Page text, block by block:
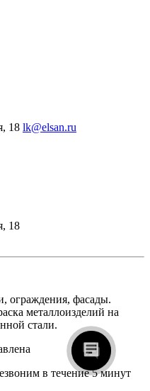
18 lk@elsan.ru
18
ограждения, фасады.
металлоизделий на
стали.
в течение 5 минут